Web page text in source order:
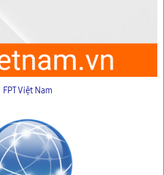
FPT Việt Nam